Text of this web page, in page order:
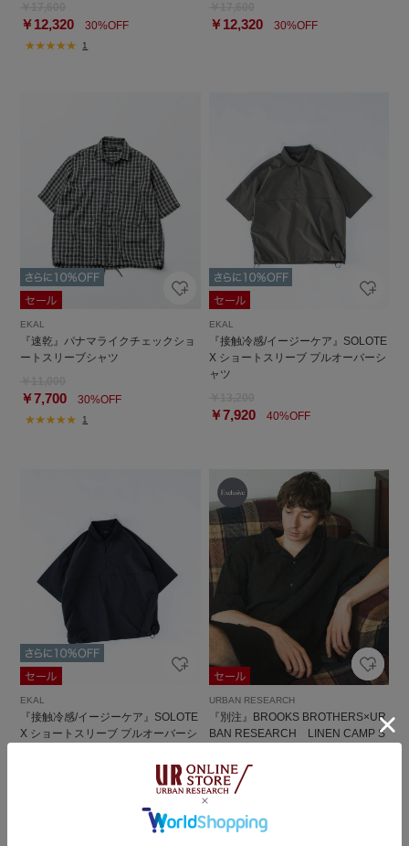
￥12,320 30%OFF
1
￥12,32030%OFF
EKAL
『速乾』パナマライクチェックショ
ートスリーブシャツ
￥7,700 30%OFF
1
EKAL
『接触冷感/イージーケア』SOLOTE
X ショートスリーブ プルオーバーシ
ャツ
￥7,92040%OFF
EKAL
『接触冷感/イージーケア』SOLOTE
X ショートスリーブ プルオーバーシ
URBAN RESEARCH
『別注』BROOKS BROTHERS×UR
BAN RESEARCH LINEN CAMP S
￥24,200
￥16,940